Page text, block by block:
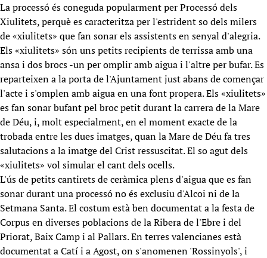
La processó és coneguda popularment per Processó dels
Xiulitets, perquè es caracteritza per l'estrident so dels milers
de «xiulitets» que fan sonar els assistents en senyal d'alegria.
Els «xiulitets» són uns petits recipients de terrissa amb una
ansa i dos brocs -un per omplir amb aigua i l'altre per bufar. Es
reparteixen a la porta de l'Ajuntament just abans de començar
l'acte i s'omplen amb aigua en una font propera. Els «xiulitets»
es fan sonar bufant pel broc petit durant la carrera de la Mare
de Déu, i, molt especialment, en el moment exacte de la
trobada entre les dues imatges, quan la Mare de Déu fa tres
salutacions a la imatge del Crist ressuscitat. El so agut dels
«xiulitets» vol simular el cant dels ocells.
L'ús de petits cantirets de ceràmica plens d'aigua que es fan
sonar durant una processó no és exclusiu d'Alcoi ni de la
Setmana Santa. El costum està ben documentat a la festa de
Corpus en diverses poblacions de la Ribera de l'Ebre i del
Priorat, Baix Camp i al Pallars. En terres valencianes està
documentat a Catí i a Agost, on s'anomenen 'Rossinyols', i